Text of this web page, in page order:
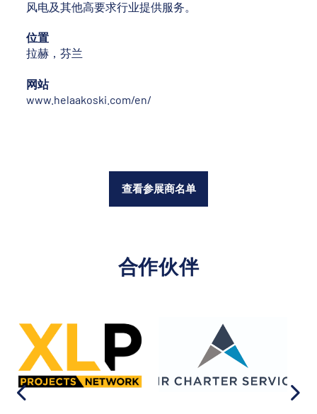
风电及其他高要求行业提供服务。
位置
拉赫，芬兰
网站
www.helaakoski.com/en/
查看参展商名单
合作伙伴